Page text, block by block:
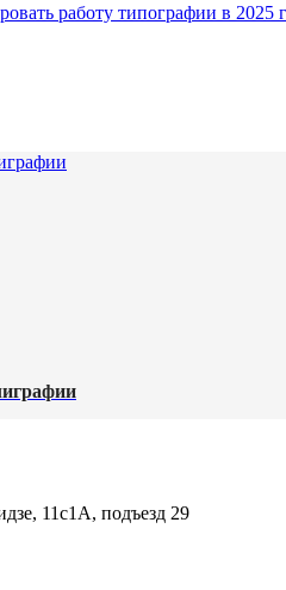
работу типографии в
11с1А, подъезд 29